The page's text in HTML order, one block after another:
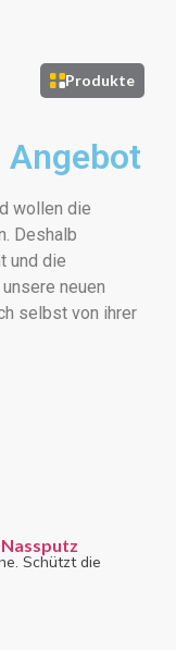
Produkte
Angebot
wollen die
Deshalb
und die
neuen
selbst von ihrer
Schützt die